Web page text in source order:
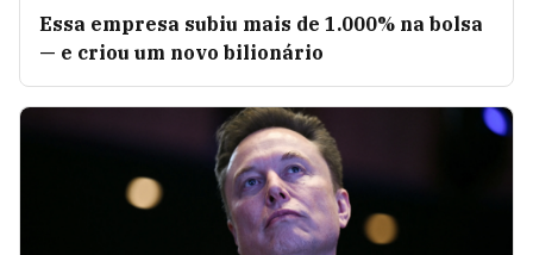
Essa empresa subiu mais de 1.000% na bolsa
— e criou um novo bilionário